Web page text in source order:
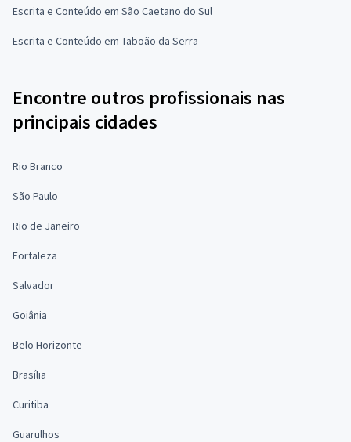
Escrita e Conteúdo em São Caetano do Sul
Escrita e Conteúdo em Taboão da Serra
Encontre outros profissionais nas
principais cidades
Rio Branco
São Paulo
Rio de Janeiro
Fortaleza
Salvador
Goiânia
Belo Horizonte
Brasília
Curitiba
Guarulhos